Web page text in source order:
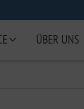
ÜBER UNS